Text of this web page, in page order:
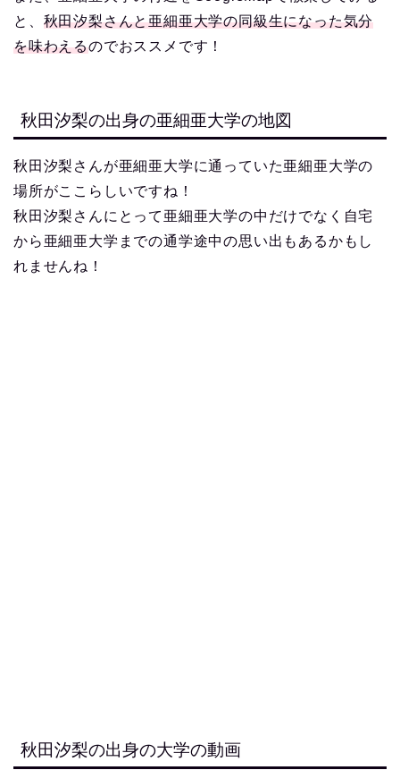
と、 秋田汐梨さんと亜細亜大学の同級生になった気分
を味わえるのでおススメです！
秋田汐梨の出身の亜細亜大学の地図
秋田汐梨さんが亜細亜大学に通っていた亜細亜大学の
場所がここらしいですね！
秋田汐梨さんにとって亜細亜大学の中だけでなく自宅
から亜細亜大学までの通学途中の思い出もあるかもし
れませんね！
秋田汐梨の出身の大学の動画